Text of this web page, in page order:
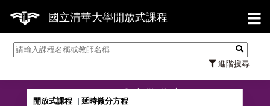
國立清華大學開放式課程
進階搜尋
【
11401 延時微分方程
開放式課程
延時微分方程